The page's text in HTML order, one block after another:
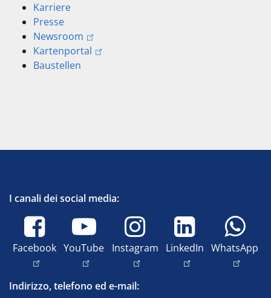
Karriere
Presse
Newsroom
Kartenportal
Baustellen
I canali dei social media:
Facebook YouTube Instagram LinkedIn WhatsApp
Indirizzo, telefono ed e-mail: